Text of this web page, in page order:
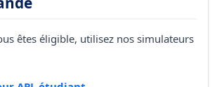
êtes éligible, utilisez nos simulateurs